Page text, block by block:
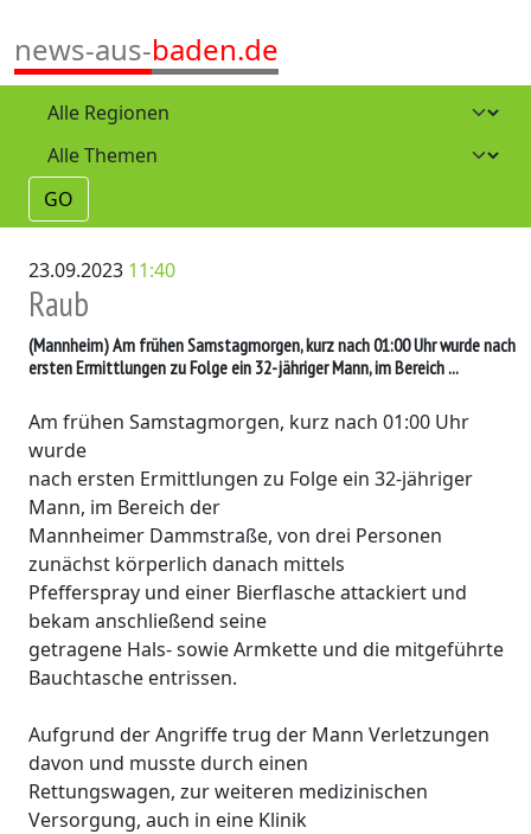
news-aus-baden.de
GO
23.09.2023 11:40
Raub
(Mannheim)Am frühen Samstagmorgen, kurz nach 01:00 Uhr wurde nach
ersten Ermittlungen zu Folge ein 32-jähriger Mann, im Bereich ...
Am frühen Samstagmorgen, kurz nach 01:00 Uhr
wurde
nach ersten Ermittlungen zu Folge ein 32-jähriger
Mann, im Bereich der
Mannheimer Dammstraße, von drei Personen
zunächst körperlich danach mittels
Pfefferspray und einer Bierflasche attackiert und
bekam anschließend seine
getragene Hals- sowie Armkette und die mitgeführte
Bauchtasche entrissen.
Aufgrund der Angriffe trug der Mann Verletzungen
davon und musste durch einen
Rettungswagen, zur weiteren medizinischen
Versorgung, auch in eine Klinik